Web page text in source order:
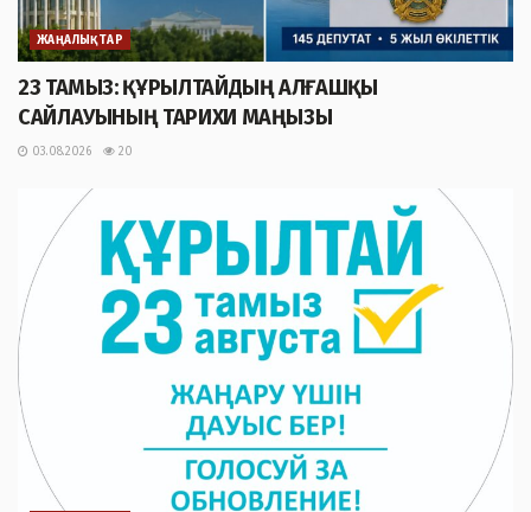
ЖАҢАЛЫҚТАР
23 ТАМЫЗ: ҚҰРЫЛТАЙДЫҢ АЛҒАШҚЫ
САЙЛАУЫНЫҢ ТАРИХИ МАҢЫЗЫ
03.08.2026 20